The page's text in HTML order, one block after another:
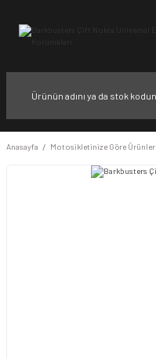
Anasayfa Motosikletinize Göre Ürünler